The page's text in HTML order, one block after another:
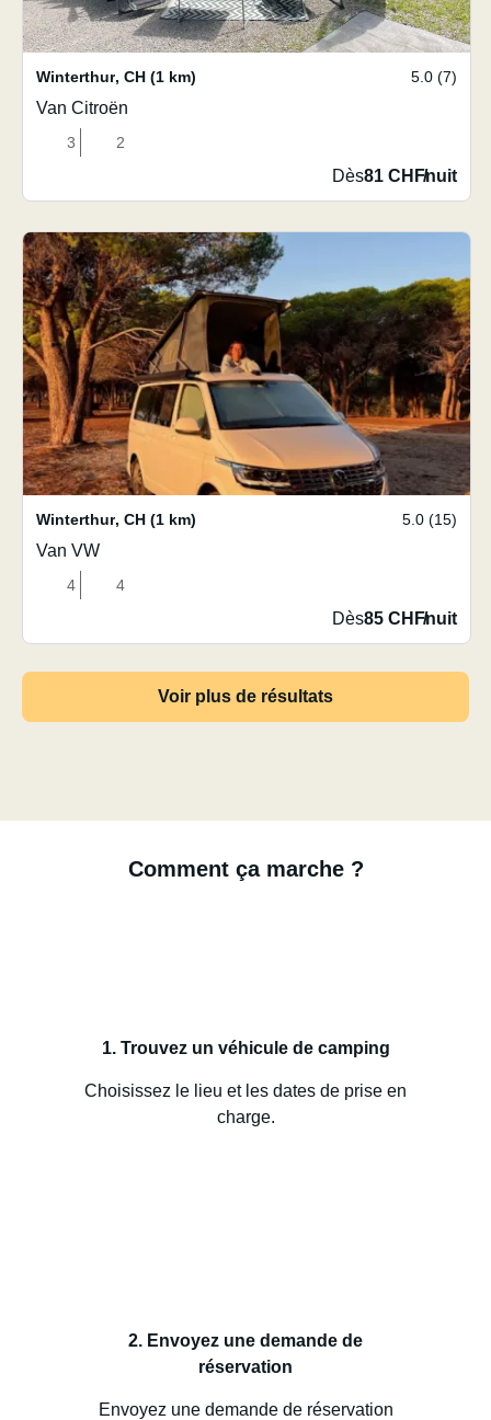
Winterthur, CH (1 km) 5.0 (7)
Van Citroën
3 2
Dès81 CHF/nuit
Winterthur, CH (1 km) 5.0 (15)
Van VW
4 4
Dès85 CHF/nuit
Voir plus de résultats
Comment ça marche ?
1. Trouvez un véhicule de camping
Choisissez le lieu et les dates de prise en
charge.
2. Envoyez une demande de
réservation
Envoyez une demande de réservation